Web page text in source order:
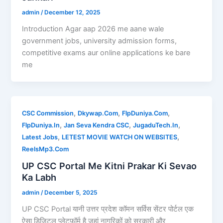
admin/ December 12, 2025
Introduction Agar aap 2026 me aane wale
government jobs, university admission forms,
competitive exams aur online applications ke bare
me
CSC Commission, Dkywap.Com, FlpDuniya.Com,
FlpDuniya.In,Jan Seva Kendra CSC,JugaduTech.In,
Latest Jobs, LETEST MOVIE WATCH ON WEBSITES,
ReelsMp3.Com
UP CSC Portal Me Kitni Prakar Ki Sevao
Ka Labh
admin/ December 5, 2025
UP CSC Portal यानी उत्तर प्रदेश कॉमन सर्विस सेंटर पोर्टल एक
ऐसा डिजिटल प्लेटफॉर्म है जहां नागरिकों को सरकारी और